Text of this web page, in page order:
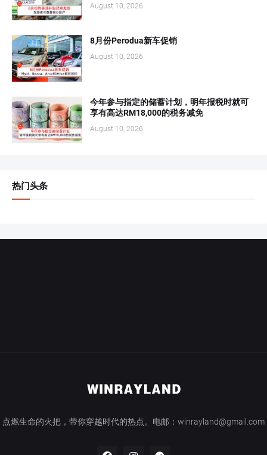
August 10, 2026
8月份Perodua新车促销
August 10, 2026
今年参与指定的储蓄计划，明年报税时就可
享有高达RM18,000的税务减免
August 10, 2026
热门头条
点燃生命的火把，带你穿越时代的热点。电邮：winrayland@gmail.com